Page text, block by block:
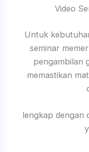
Video
Untuk
seminar
pengambilan
memastikan
lengkap dengan